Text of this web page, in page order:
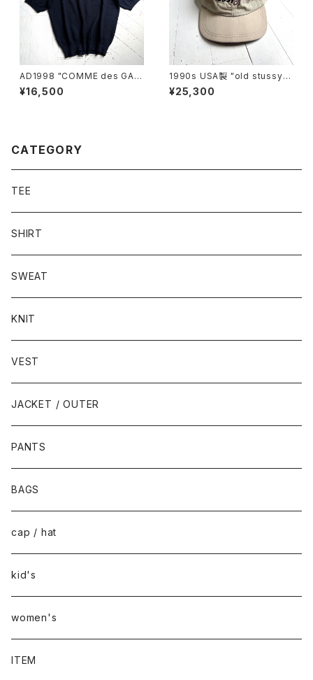
AD1998 "COMME des GAR
ÇONS HOMME PLUS" sum
mer knit
¥16,500
1990s USA製 "old stussy"
cap
¥25,300
CATEGORY
TEE
SHIRT
SWEAT
KNIT
VEST
JACKET / OUTER
PANTS
BAGS
cap / hat
kid's
women's
ITEM